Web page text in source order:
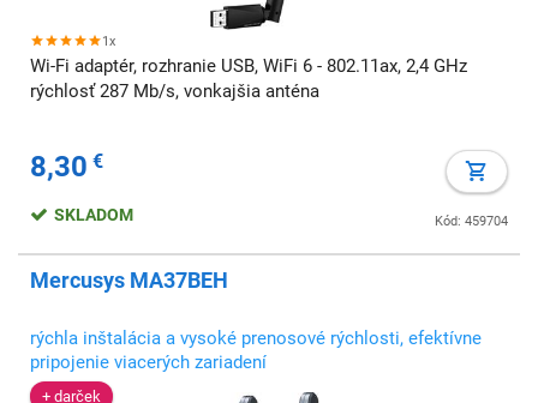
1x
Wi-Fi adaptér, rozhranie USB, WiFi 6 - 802.11ax, 2,4 GHz
rýchlosť 287 Mb/s, vonkajšia anténa
8,30 €
Kód: 459704
SKLADOM
Mercusys MA37BEH
rýchla inštalácia a vysoké prenosové rýchlosti, efektívne
pripojenie viacerých zariadení
+ darček